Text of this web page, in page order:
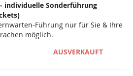
individuelle Sonderführung
Führung nur für Sie & Ihre
möglich.
AUSVERKAUFT